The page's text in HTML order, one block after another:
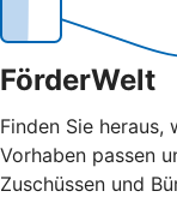
FörderWelt
Finden Sie heraus,
Vorhaben passen
Zuschüssen und